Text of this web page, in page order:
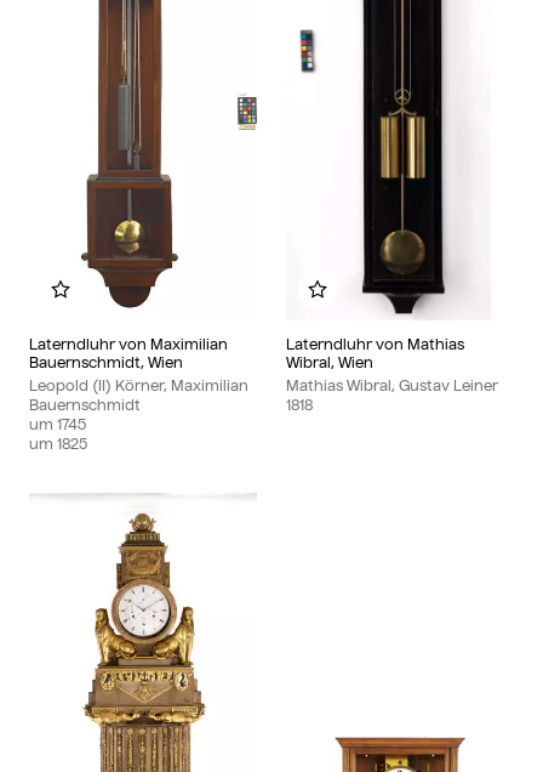
Laterndluhr von Maximilian
Bauernschmidt, Wien
Leopold (II) Körner, Maximilian
Bauernschmidt
um 1745
um 1825
Zu meinem Album hinzufügen
Laterndluhr von Mathias
Wibral, Wien
Mathias Wibral, Gustav Leiner
1818
Zu meinem Album